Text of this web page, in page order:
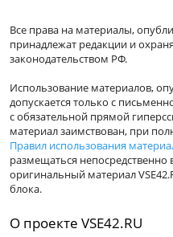
Все права на материалы,
принадлежат редакции и
законодательством РФ.
Использование материалов,
допускается только с
с обязательной прямой
материал заимствован, при
Правил использования
размещаться непосредственно
оригинальный материал
блока.
О проекте VSE42.RU